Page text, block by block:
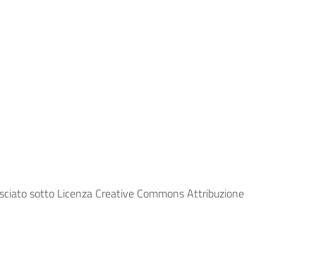
sotto Licenza Creative Commons Attribuzione